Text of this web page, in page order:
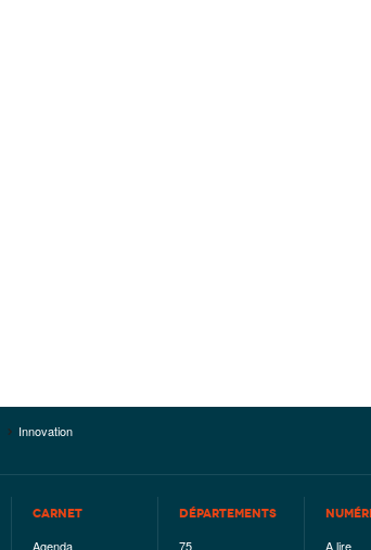
Innovation
CARNET
Agenda
DÉPARTEMENTS
75
A lire